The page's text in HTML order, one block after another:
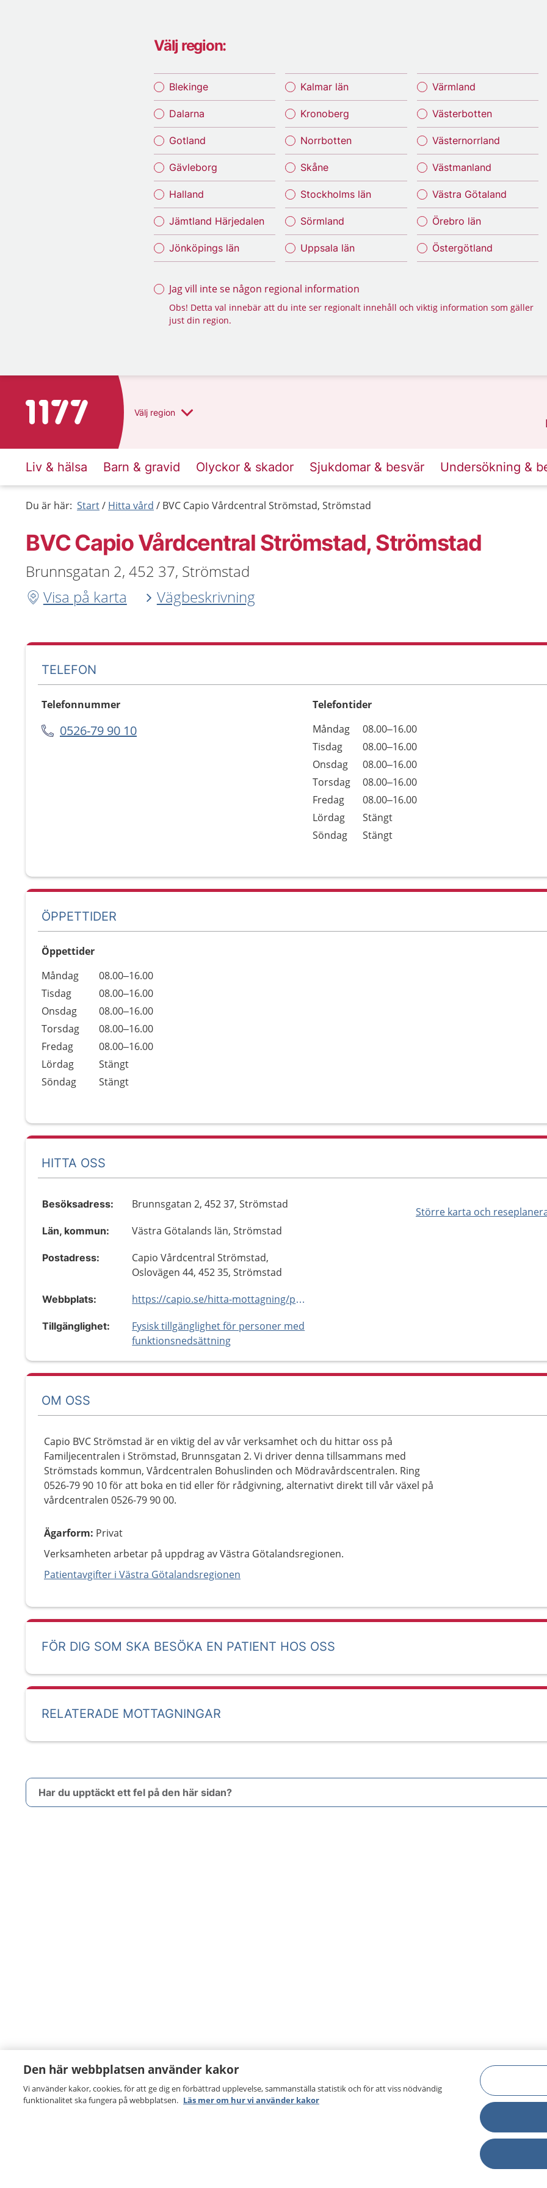
Välj region:
Blekinge
Dalarna
Gotland
Gävleborg
Halland
Jämtland Härjedalen
Jönköpings län
Kalmar län
Kronoberg
Norrbotten
Skåne
Stockholms län
Sörmland
Uppsala län
Värmland
Västerbotten
Västernorrland
Västmanland
Västra Götaland
Örebro län
Östergötland
Jag vill inte se någon regional information
Obs! Detta val innebär att du inte ser regionalt innehåll och viktig information som gäller
just din region.
Till startsidan för 1177 Välj region
Liv & hälsa Barn & gravid Olyckor & skador Sjukdomar & besvär Undersökning &
Du är här: Start Hitta vård BVC Capio Vårdcentral Strömstad, Strömstad
BVC Capio Vårdcentral Strömstad, Strömstad
Brunnsgatan 2, 452 37, Strömstad
Visa på karta
Vägbeskrivning
TELEFON
Telefonnummer
0526-79 90 10
Telefontider
Dag
Öppettider
Kommentarer
Måndag
08.00–16.00
Tisdag
08.00–16.00
Onsdag
08.00–16.00
Torsdag
08.00–16.00
Fredag
08.00–16.00
Lördag
Stängt
Söndag
Stängt
ÖPPETTIDER
Öppettider
Dag
Öppettider
Kommentarer
Måndag
08.00–16.00
Tisdag
08.00–16.00
Onsdag
08.00–16.00
Torsdag
08.00–16.00
Fredag
08.00–16.00
Lördag
Stängt
Söndag
Stängt
HITTA OSS
Större karta och
Besöksadress: Brunnsgatan 2, 452 37, Strömstad
Län, kommun: Västra Götalands län, Strömstad
Postadress:
Capio Vårdcentral Strömstad,
Oslovägen 44, 452 35, Strömstad
Webbplats: https://capio.se/hitta-mottagning/primarvard/barnavardscentraler/stromstad/
Tillgänglighet:
Fysisk tillgänglighet för personer med
funktionsnedsättning
OM OSS
Capio BVC Strömstad är en viktig del av vår verksamhet och du hittar oss på
Familjecentralen i Strömstad, Brunnsgatan 2. Vi driver denna tillsammans med
Strömstads kommun, Vårdcentralen Bohuslinden och Mödravårdscentralen. Ring
0526-79 90 10 för att boka en tid eller för rådgivning, alternativt direkt till vår växel på
vårdcentralen 0526-79 90 00.
Ägarform: Privat
Verksamheten arbetar på uppdrag av Västra Götalandsregionen.
Patientavgifter i Västra Götalandsregionen
FÖR DIG SOM SKA BESÖKA EN PATIENT HOS OSS
RELATERADE MOTTAGNINGAR
Har du upptäckt ett fel på den här sidan?
Den här webbplatsen använder kakor
Vi använder kakor, cookies, för att ge dig en förbättrad upplevelse, sammanställa statistik och för att viss nödvändig
funktionalitet ska fungera på webbplatsen. Läs mer om hur vi använder kakor